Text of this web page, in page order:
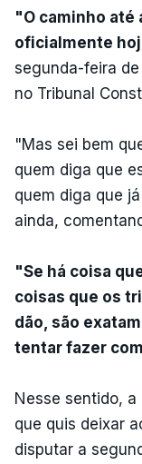
"O caminho até
oficialmente
segunda-feira
no Tribunal
"Mas sei bem
quem diga que
quem diga que
ainda,
"Se há coisa
coisas que os
dão, são
tentar fazer
Nesse sentido,
que quis deixar
disputar a